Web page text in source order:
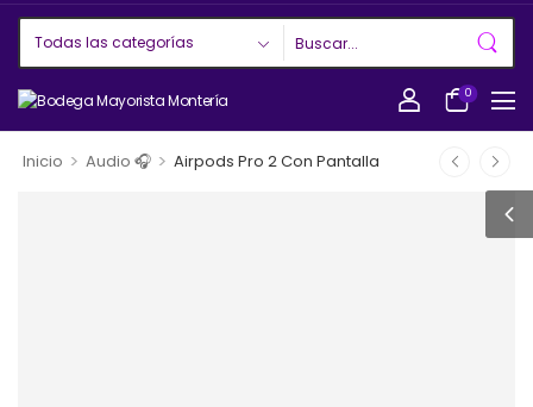
0
Inicio > Audio 🎧 > Airpods Pro 2 Con Pantalla